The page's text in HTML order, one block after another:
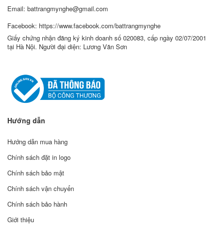
Email: battrangmynghe@gmail.com
Facebook: https://www.facebook.com/battrangmynghe
Giấy chứng nhận đăng ký kinh doanh số 020083, cấp ngày 02/07/2001
tại Hà Nội. Người đại diện: Lương Văn Sơn
Hướng dẫn
Hướng dẫn mua hàng
Chính sách đặt in logo
Chính sách bảo mật
Chính sách vận chuyển
Chính sách bảo hành
Giới thiệu